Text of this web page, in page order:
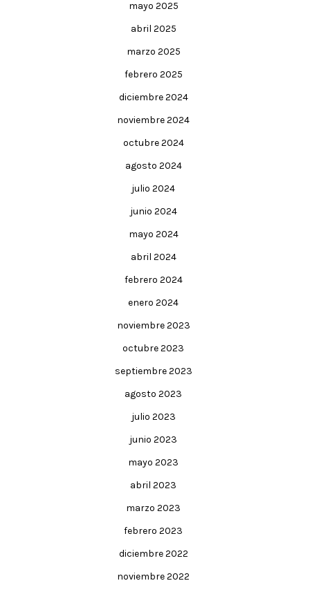
mayo 2025
abril 2025
marzo 2025
febrero 2025
diciembre 2024
noviembre 2024
octubre 2024
agosto 2024
julio 2024
junio 2024
mayo 2024
abril 2024
febrero 2024
enero 2024
noviembre 2023
octubre 2023
septiembre 2023
agosto 2023
julio 2023
junio 2023
mayo 2023
abril 2023
marzo 2023
febrero 2023
diciembre 2022
noviembre 2022